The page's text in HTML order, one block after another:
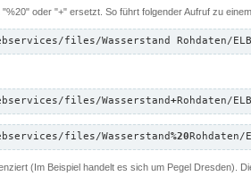
oder "+" ersetzt. So führt folgender Aufruf zu
files/Wasserstand Rohdaten/
files/Wasserstand+Rohdaten/
files/Wasserstand%20Rohdaten/
(Im Beispiel handelt es sich um Pegel Dresden).